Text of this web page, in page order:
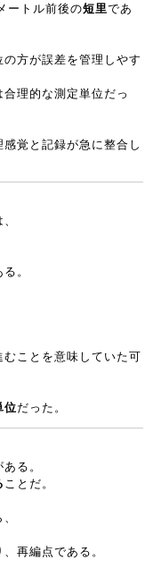
ートル前後の短里であ
方が誤差を管理しやす
理的な測定単位だっ
覚と記録が急に整合し
。
ことを意味していた可
位だった。
る。
ことだ。
再編点である。